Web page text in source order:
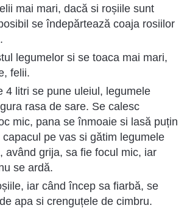
mai mari, dacă si roșiile sunt
se îndepărtează coaja rosiilor
legumelor si se toaca mai mari,
felii.
4 litri se pune uleiul, legumele
rasa de sare. Se calesc
mic, pana se înmoaie si lasă puțin
pe vas si gătim legumele
având grija, sa fie focul mic, iar
se ardă.
iar când încep sa fiarbă, se
apa si crenguțele de cimbru.